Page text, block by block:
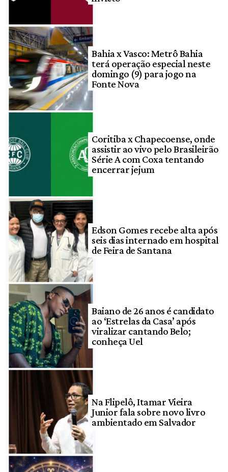
Bahia x Vasco: Metrô Bahia
terá operação especial neste
domingo (9) para jogo na
Fonte Nova
Coritiba x Chapecoense, onde
assistir ao vivo pelo Brasileirão
Série A com Coxa tentando
encerrar jejum
Edson Gomes recebe alta após
seis dias internado em hospital
de Feira de Santana
Baiano de 26 anos é candidato
ao ‘Estrelas da Casa’ após
viralizar cantando Belo;
conheça Uel
Na Flipelô, Itamar Vieira
Junior fala sobre novo livro
ambientado em Salvador